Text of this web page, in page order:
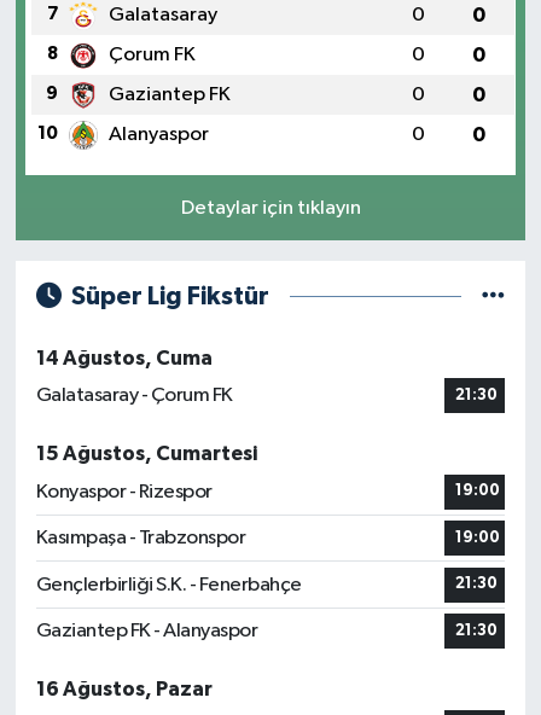
7 Galatasaray 0 0
8 Çorum FK 0 0
9 Gaziantep FK 0 0
10 Alanyaspor 0 0
Detaylar için tıklayın
Süper Lig Fikstür
14 Ağustos, Cuma
Galatasaray - Çorum FK
21:30
15 Ağustos, Cumartesi
Konyaspor - Rizespor
19:00
Kasımpaşa - Trabzonspor 19:00
Gençlerbirliği S.K. - Fenerbahçe 21:30
Gaziantep FK - Alanyaspor 21:30
16 Ağustos, Pazar